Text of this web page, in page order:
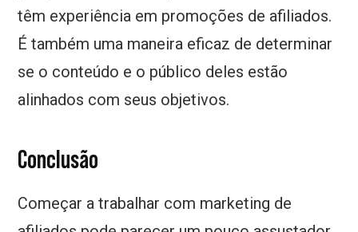
têm experiência em promoções de afiliados.
É também uma maneira eficaz de determinar
se o conteúdo e o público deles estão
alinhados com seus objetivos.
Conclusão
Começar a trabalhar com marketing de